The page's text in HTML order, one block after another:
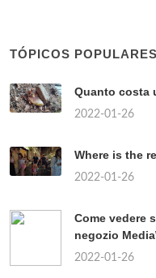
TÓPICOS POPULARES
Quanto costa
2022-01-26
Where is the
2022-01-26
Come vedere
negozio
2022-01-26